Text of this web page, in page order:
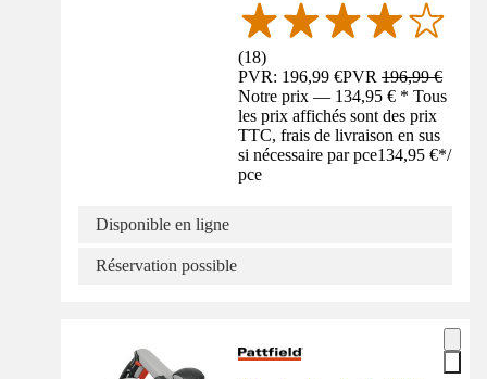
(18)
PVR: 196,99 €PVR196,99 €
Notre prix — 134,95 € * Tous
les prix affichés sont des prix
TTC, frais de livraison en sus
si nécessaire par pce134,95 €*/
pce
Disponible en ligne
Réservation possible